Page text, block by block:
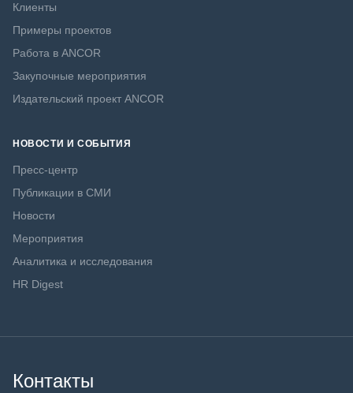
Клиенты
Примеры проектов
Работа в ANCOR
Закупочные мероприятия
Издательский проект ANCOR
НОВОСТИ И СОБЫТИЯ
Пресс-центр
Публикации в СМИ
Новости
Мероприятия
Аналитика и исследования
HR Digest
Контакты